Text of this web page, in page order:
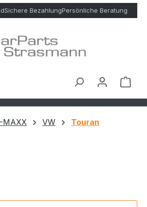
Sichere BezahlungPersönliche Beratung
MAXX VW Touran